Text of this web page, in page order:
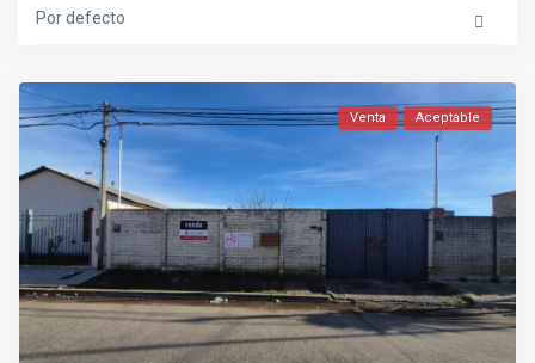
Por defecto
Venta Aceptable